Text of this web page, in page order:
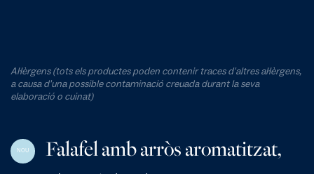
Al·lèrgens (tots els productes poden contenir traces d'altres al·lèrgens,
a causa d'una possible contaminació creuada durant la seva
elaboració o cuinat)
NOU Falafel amb arròs aromatitzat,